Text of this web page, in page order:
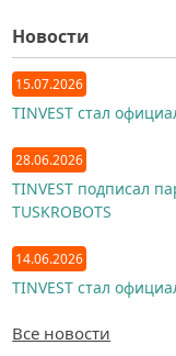
Новости
15.07.2026
TINVEST стал
28.06.2026
TINVEST подписал
TUSKROBOTS
14.06.2026
TINVEST стал
Все новости